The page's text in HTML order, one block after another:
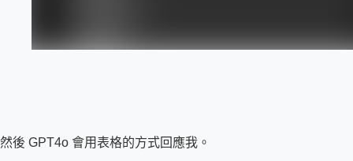
然後 GPT4o 會用表格的方式回應我。